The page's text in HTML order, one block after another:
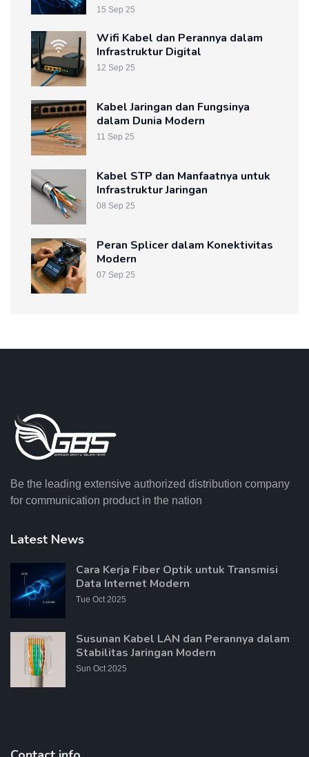
15 Sep 25
Wifi Kabel dan Perannya dalam
Infrastruktur Digital
12 Sep 25
Kabel Jaringan dan Fungsinya
dalam Dunia Modern
11 Sep 25
Kabel STP dan Manfaatnya untuk
Infrastruktur Jaringan
08 Sep 25
Peran Splicer dalam Konektivitas
Modern
07 Sep 25
Be the leading extensive authorized distribution company
for communication product in the nation
Latest News
Cara Kerja Fiber Optik untuk Transmisi
Data Internet Modern
Tue Oct 2025
Susunan Kabel LAN dan Perannya dalam
Stabilitas Jaringan Modern
Sun Oct 2025